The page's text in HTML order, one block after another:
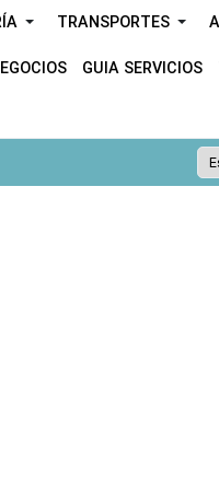
TRANSPORTES
GUIA SERVICIOS